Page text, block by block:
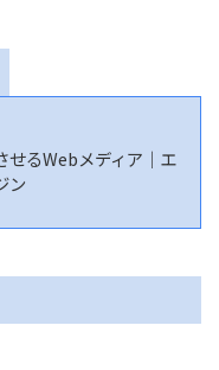
せるWebメディア｜エ
ン